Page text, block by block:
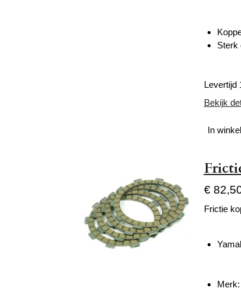
Sterk
Levertijd
Bekijk
In
€
Frictie
Merk: